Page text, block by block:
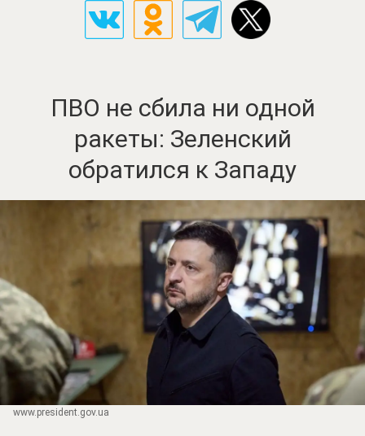
ПВО не сбила ни одной
ракеты: Зеленский
обратился к Западу
www.prеsidеnt.gоv.uа